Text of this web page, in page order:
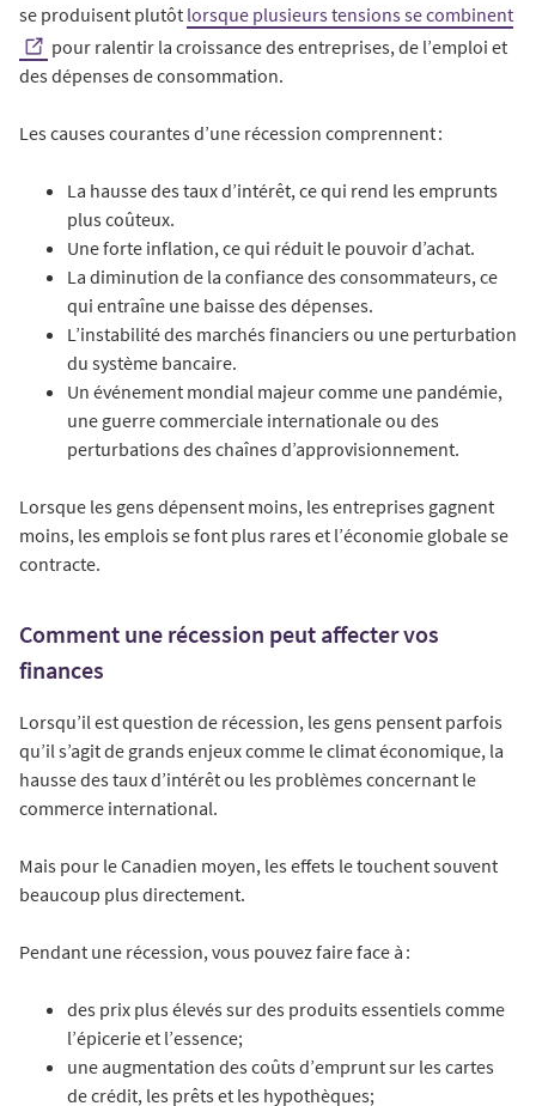
se produisent plutôt lorsque plusieurs tensions se combinent
pour ralentir la croissance des entreprises, de l’emploi et
des dépenses de consommation.
Les causes courantes d’une récession comprennent :
La hausse des taux d’intérêt, ce qui rend les emprunts
plus coûteux.
Une forte inflation, ce qui réduit le pouvoir d’achat.
La diminution de la confiance des consommateurs, ce
qui entraîne une baisse des dépenses.
L’instabilité des marchés financiers ou une perturbation
du système bancaire.
Un événement mondial majeur comme une pandémie,
une guerre commerciale internationale ou des
perturbations des chaînes d’approvisionnement.
Lorsque les gens dépensent moins, les entreprises gagnent
moins, les emplois se font plus rares et l’économie globale se
contracte.
Comment une récession peut affecter vos
finances
Lorsqu’il est question de récession, les gens pensent parfois
qu’il s’agit de grands enjeux comme le climat économique, la
hausse des taux d’intérêt ou les problèmes concernant le
commerce international.
Mais pour le Canadien moyen, les effets le touchent souvent
beaucoup plus directement.
Pendant une récession, vous pouvez faire face à :
des prix plus élevés sur des produits essentiels comme
l’épicerie et l’essence;
une augmentation des coûts d’emprunt sur les cartes
de crédit, les prêts et les hypothèques;